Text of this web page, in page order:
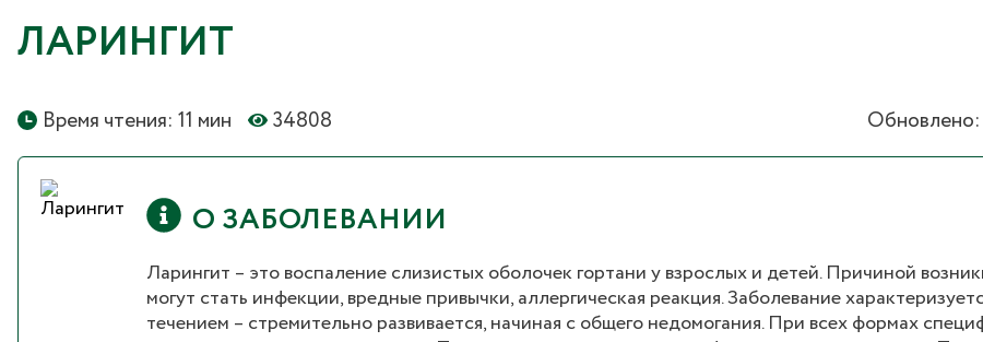
ЛАРИНГИТ
Время чтения: 11 мин 34808 Обновлено:
О ЗАБОЛЕВАНИИ
Ларингит – это воспаление слизистых оболочек гортани у взрослых и детей. Причиной
могут стать инфекции, вредные привычки, аллергическая реакция. Заболевание
течением – стремительно развивается, начиная с общего недомогания. При всех формах